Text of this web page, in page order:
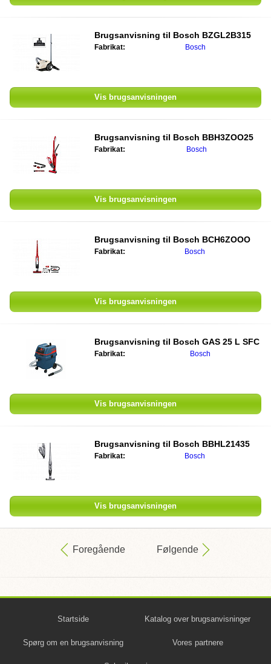
Brugsanvisning til Bosch BZGL2B315
Fabrikat: Bosch
Vis brugsanvisningen
Brugsanvisning til Bosch BBH3ZOO25
Fabrikat: Bosch
Vis brugsanvisningen
Brugsanvisning til Bosch BCH6ZOOO
Fabrikat: Bosch
Vis brugsanvisningen
Brugsanvisning til Bosch GAS 25 L SFC
Fabrikat: Bosch
Vis brugsanvisningen
Brugsanvisning til Bosch BBHL21435
Fabrikat: Bosch
Vis brugsanvisningen
Foregående Følgende
Startside Katalog over brugsanvisninger
Spørg om en brugsanvisning Vores partnere